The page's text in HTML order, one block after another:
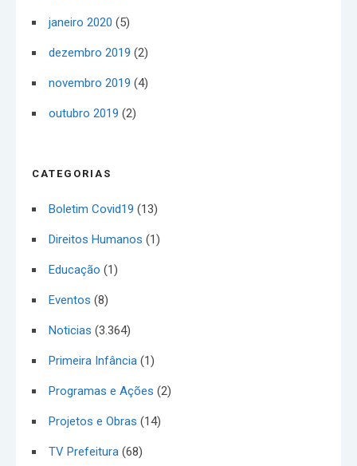
janeiro 2020 (5)
dezembro 2019 (2)
novembro 2019 (4)
outubro 2019 (2)
CATEGORIAS
Boletim Covid19 (13)
Direitos Humanos (1)
Educação (1)
Eventos (8)
Noticias (3.364)
Primeira Infância (1)
Programas e Ações (2)
Projetos e Obras (14)
TV Prefeitura (68)